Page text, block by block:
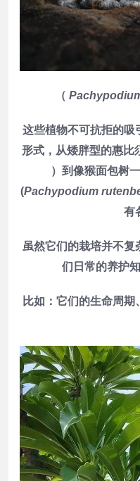
（
这些植物不可抗拒的吸
形式，从矮胖型的惠比
）到像猴面包树
(Pachypodium
有
虽然它们的栽培并不
们日常的养护
比如：它们的生命周